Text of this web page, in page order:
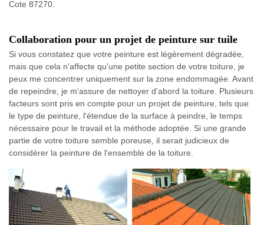
Cote 87270.
Collaboration pour un projet de peinture sur tuile
Si vous constatez que votre peinture est légèrement dégradée,
mais que cela n'affecte qu'une petite section de votre toiture, je
peux me concentrer uniquement sur la zone endommagée. Avant
de repeindre, je m'assure de nettoyer d'abord la toiture. Plusieurs
facteurs sont pris en compte pour un projet de peinture, tels que
le type de peinture, l'étendue de la surface à peindre, le temps
nécessaire pour le travail et la méthode adoptée. Si une grande
partie de votre toiture semble poreuse, il serait judicieux de
considérer la peinture de l'ensemble de la toiture.